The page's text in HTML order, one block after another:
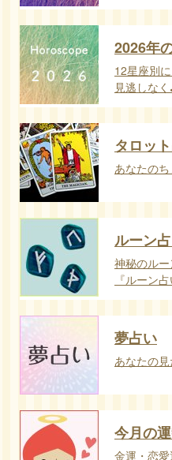
2026年
12星座別
見逃しな
タロッ
あなたの
ルーン
神秘のル
『ルーン
夢占い
あなたの見
今月の
金運・恋